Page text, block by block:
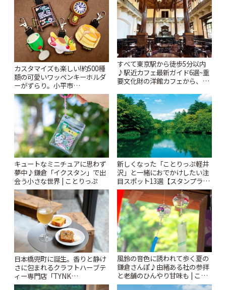
カスタマイズも楽しい!約500種
類の可愛いワッペンキーホルダ
ーがずらり。小平市
「Kimamaya T&K」 | ことりっ
ぷ
すべて東京駅から徒歩5分以内
♪駅近カフェ最新ガイド6選~重
要文化財の洋館カフェから、改
りっぷ
キュートなミニチュアに思わず
夢中♪鎌倉「イクスタン」で出
会う小さな世界 | ことりっぷ
新しくなった「ことりっぷ軽井
沢」と一緒におでかけしたい注
目スポット13選【スタンプラリ
ー開催中】 | ことりっぷ
日本橋兜町に誕生。香りと静け
さに包まれるクラフトハーブテ
ィー専門店「TYNK
Kabutocho」 | ことりっぷ
風鈴の音色に誘われて歩く夏の
鎌倉さんぽ♪由緒ある社の参拝
と老舗のひんやり甘味も | こと
りっぷ